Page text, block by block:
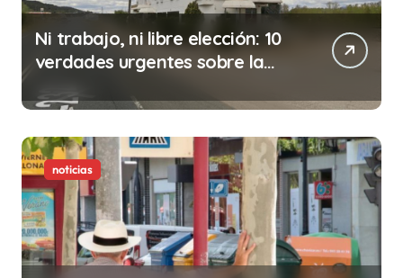
Ni trabajo, ni libre elección: 10
verdades urgentes sobre la
noticias